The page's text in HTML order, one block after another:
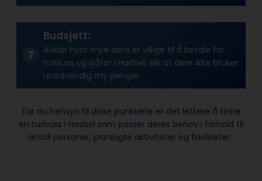
Budsjett:
Avklar hvor mye dere er villige til å betale for
turbuss og sjåfør i Hadsel, slik at dere ikke bruker
unødvendig my penger.
Tar du hensyn til disse punktene er det lettere å finne
en turbuss i Hadsel som passer deres behov i forhold til
antall personer, planlagte aktiviteter og fasiliteter.